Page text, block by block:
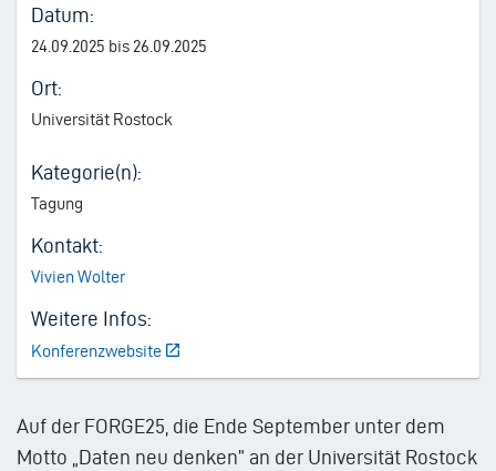
Datum:
24.09.2025 bis 26.09.2025
Ort:
Universität Rostock
Kategorie(n):
Tagung
Kontakt:
Vivien Wolter
Weitere Infos:
Konferenzwebsite
Auf der FORGE25, die Ende September unter dem
Motto „Daten neu denken” an der Universität Rostock